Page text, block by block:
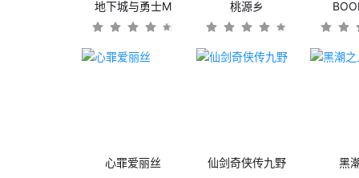
地下城与勇士M 桃源乡
心罪爱丽丝 仙剑奇侠传九野 黑